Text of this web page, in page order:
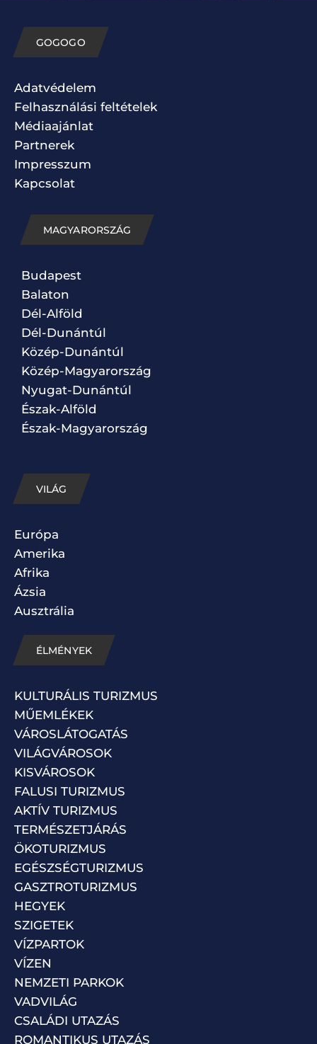
GOGOGO
Adatvédelem
Felhasználási feltételek
Médiaajánlat
Partnerek
Impresszum
Kapcsolat
MAGYARORSZÁG
Budapest
Balaton
Dél-Alföld
Dél-Dunántúl
Közép-Dunántúl
Közép-Magyarország
Nyugat-Dunántúl
Észak-Alföld
Észak-Magyarország
VILÁG
Európa
Amerika
Afrika
Ázsia
Ausztrália
ÉLMÉNYEK
KULTURÁLIS TURIZMUS
MŰEMLÉKEK
VÁROSLÁTOGATÁS
VILÁGVÁROSOK
KISVÁROSOK
FALUSI TURIZMUS
AKTÍV TURIZMUS
TERMÉSZETJÁRÁS
ÖKOTURIZMUS
EGÉSZSÉGTURIZMUS
GASZTROTURIZMUS
HEGYEK
SZIGETEK
VÍZPARTOK
VÍZEN
NEMZETI PARKOK
VADVILÁG
CSALÁDI UTAZÁS
ROMANTIKUS UTAZÁS